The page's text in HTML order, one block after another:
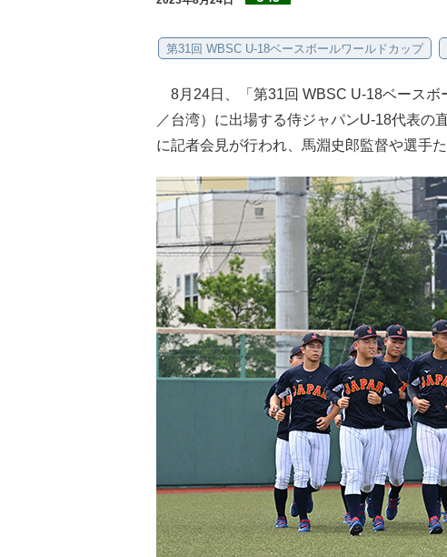
第31回 WBSC U-18ベースボールワールドカップ
8月24日、「第31回 WBSC U-18ベースボ
／台湾）に出場する侍ジャパンU-18代表の
に記者会見が行われ、馬淵史郎監督や選手